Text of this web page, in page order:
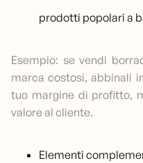
prodotti popolari a
Esempio: se vendi
marca costosi, abbinali
tuo margine di profitto,
valore al cliente.
Elementi